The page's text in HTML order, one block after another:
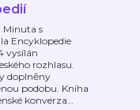
Minuta s
Encyklopedie
vysílán
rozhlasu.
doplněny
podobu. Kniha
konverza…